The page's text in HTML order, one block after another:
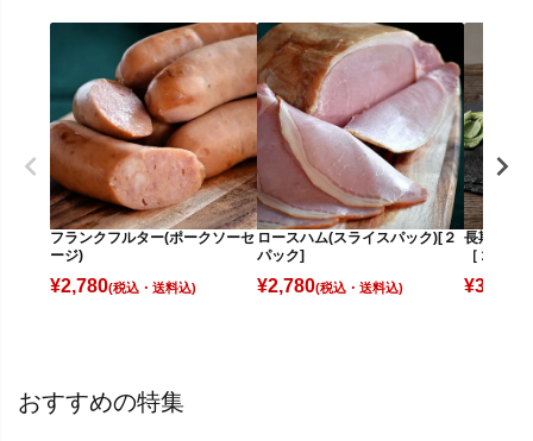
フランクフルター(ポークソーセ
ージ)
¥2,780(税込)
ロースハム(スライスパック)[２
パック]
¥2,780(税込)
長期熟成
［２パッ
¥3,780
おすすめの特集